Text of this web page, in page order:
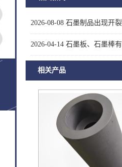
2026-08-08 石墨制品出现开
2026-04-14 石墨板、石墨棒
相关产品